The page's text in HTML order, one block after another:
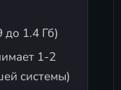
до 1.4 Гб)
1-2
системы)